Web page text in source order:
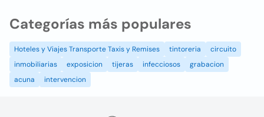
Categorías más populares
Hoteles y Viajes Transporte Taxis y Remises tintoreria
circuito
inmobiliarias
exposicion tijeras infecciosos
grabacion
acuna
intervencion